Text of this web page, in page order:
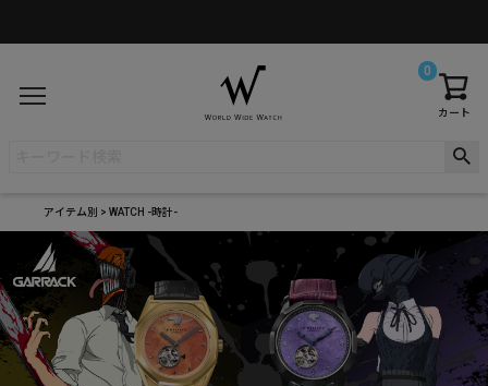
カート
0
アイテム別 WATCH -時計-